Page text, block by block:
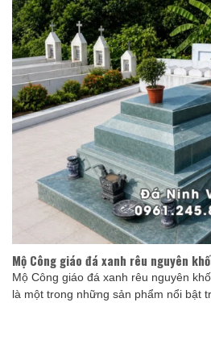
Mộ Công giáo đá xanh rêu nguyên
Mộ Công giáo đá xanh rêu nguyên
là một trong những sản phẩm nổi bật